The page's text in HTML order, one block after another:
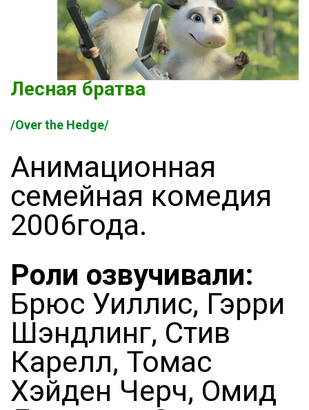
Лесная братва
/Over the Hedge/
Анимационная
семейная комедия
2006года.
Роли озвучивали:
Брюс Уиллис, Гэрри
Шэндлинг, Стив
Карелл, Томас
Хэйден Черч, Омид